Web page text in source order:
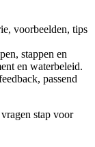
voorbeelden, tips
stappen en
en waterbeleid.
passend
stap voor